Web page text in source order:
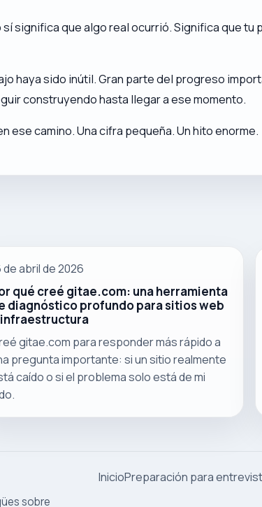
significa que algo real ocurrió. Significa que
haya sido inútil. Gran parte del progreso
construyendo hasta llegar a ese momento.
ese camino. Una cifra pequeña. Un hito enorme.
de abril de 2026
qué creé gitae.com: una herramienta
diagnóstico profundo para sitios web
gitae.com para responder más rápido a
pregunta importante: si un sitio realmente
caído o si el problema solo está de mi
sobre
InicioPreparación para